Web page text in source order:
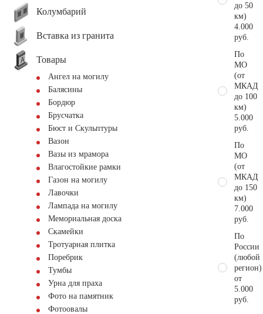
Колумбарий
Вставка из гранита
Товары
Ангел на могилу
Балясины
Бордюр
Брусчатка
Бюст и Скульптуры
Вазон
Вазы из мрамора
Влагостойкие рамки
Газон на могилу
Лавочки
Лампада на могилу
Мемориальная доска
Скамейки
Тротуарная плитка
Поребрик
Тумбы
Урна для праха
Фото на памятник
Фотоовалы
до 50
км)
4.000
руб.
По
МО
(от
МКАД
до 100
км)
5.000
руб.
По
МО
(от
МКАД
до 150
км)
7.000
руб.
По
России
(любой
регион)
от
5.000
руб.